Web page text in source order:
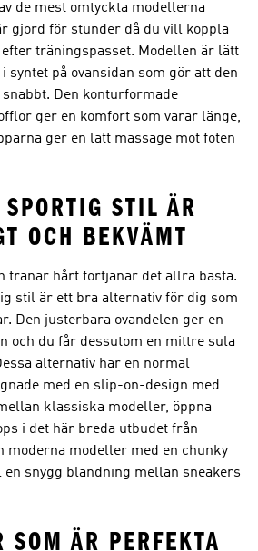
de mest omtyckta modellerna
gjord för stunder då du vill koppla
träningspasset. Modellen är lätt
syntet på ovansidan som gör att den
Den konturformade
ger en komfort som varar länge,
ger en lätt massage mot foten
STIL ÄR
OCH BEKVÄMT
tränar hårt förtjänar det allra bästa.
stil är ett bra alternativ för dig som
Den justerbara ovandelen ger en
och du får dessutom en mittre sula
alternativ har en normal
med en slip-on-design med
klassiska modeller, öppna
i det här breda utbudet från
moderna modeller med en chunky
snygg blandning mellan sneakers
SOM ÄR PERFEKTA